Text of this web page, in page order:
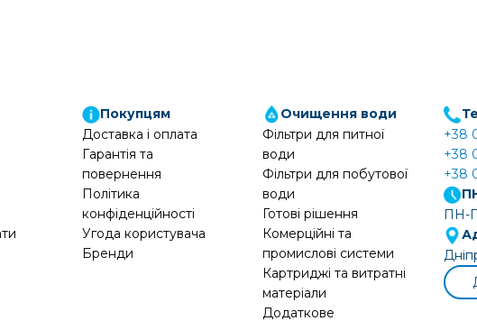
Покупцям
Доставка і оплата
Гарантія та
повернення
Політика
конфіденційності
Угода користувача
Бренди
Очищення води
Фільтри для питної
води
Фільтри для побутової
води
Готові рішення
Комерційні та
промислові системи
Картриджі та витратні
матеріали
Додаткове
+38
+38
+38
ПН-